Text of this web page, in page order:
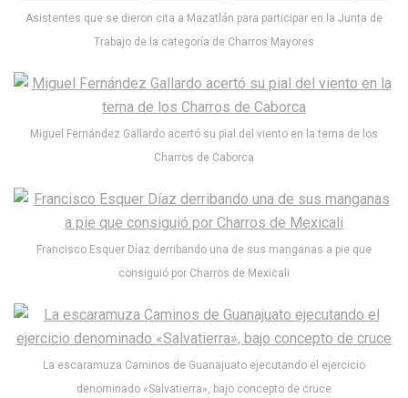
Asistentes que se dieron cita a Mazatlán para participar en la Junta de
Trabajo de la categoría de Charros Mayores
Miguel Fernández Gallardo acertó su pial del viento en la terna de los
Charros de Caborca
Francisco Esquer Díaz derribando una de sus manganas a pie que
consiguió por Charros de Mexicali
La escaramuza Caminos de Guanajuato ejecutando el ejercicio
denominado «Salvatierra», bajo concepto de cruce